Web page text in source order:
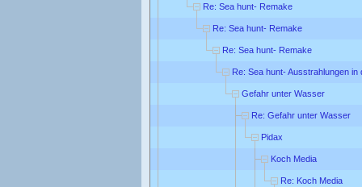
Re: Sea hunt- Remake
Re: Sea hunt- Remake
Re: Sea hunt- Remake
Re: Sea hunt- Ausstrahlungen in
Gefahr unter Wasser
Re: Gefahr unter Wasser
Pidax
Koch Media
Re: Koch Media